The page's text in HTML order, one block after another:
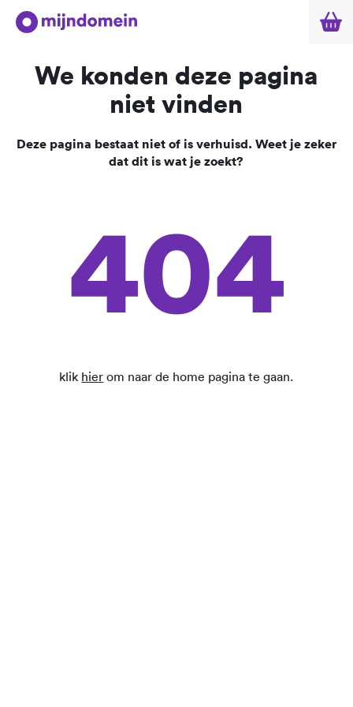
We konden deze pagina
niet vinden
Deze pagina bestaat niet of is verhuisd. Weet je zeker
dat dit is wat je zoekt?
404
klik hier om naar de home pagina te gaan.